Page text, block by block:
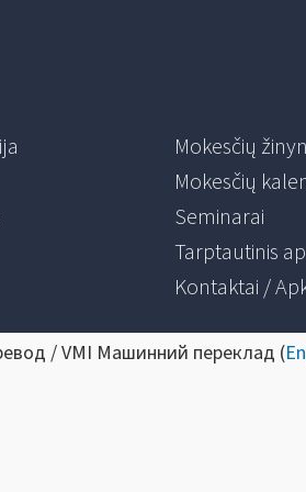
Mokesčių
Mokesčių
Seminarai
Tarptautinis
Kontaktai /
/ VMI Машинний переклад (